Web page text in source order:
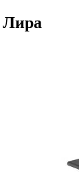
Лира